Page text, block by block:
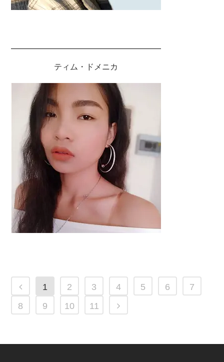
ティム・ドメニカ
1 2 3 4 5 6
7
8
9 10 11